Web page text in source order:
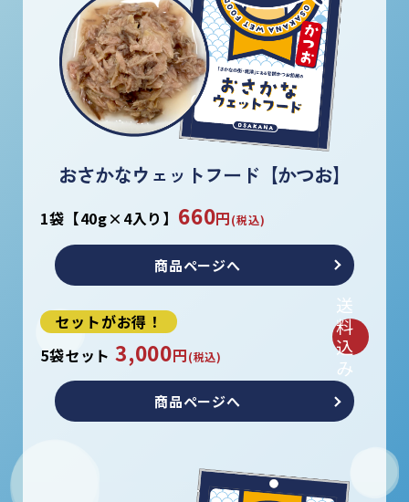
おさかなウェットフード【かつお】
1袋【40g×4入り】 660円(税込)
商品ページへ
セットがお得！
5袋セット 3,000円(税込)
送
料
込
み
商品ページへ